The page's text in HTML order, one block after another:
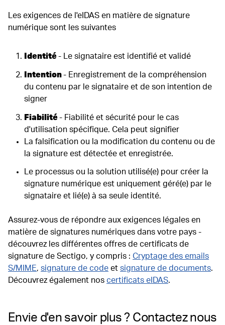
Les exigences de l'eIDAS en matière de signature
numérique sont les suivantes
Identité- Le signataire est identifié et validé
Intention- Enregistrement de la compréhension
du contenu par le signataire et de son intention de
signer
Fiabilité- Fiabilité et sécurité pour le cas
d'utilisation spécifique. Cela peut signifier
La falsification ou la modification du contenu ou de
la signature est détectée et enregistrée.
Le processus ou la solution utilisé(e) pour créer la
signature numérique est uniquement géré(e) par le
signataire et lié(e) à sa seule identité.
Assurez-vous de répondre aux exigences légales en
matière de signatures numériques dans votre pays -
découvrez les différentes offres de certificats de
signature de Sectigo, y compris : Cryptage des emails
S/MIME, signature de code et signature de documents.
Découvrez également nos certificats eIDAS.
Envie d'en savoir plus ? Contactez nous